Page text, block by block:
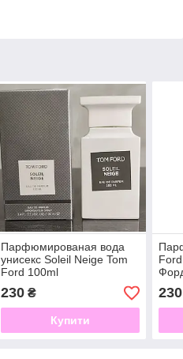
Парфюмированая вода
унисекс Soleil Neige Tom
Ford 100ml
230₴
Купити
мл
230